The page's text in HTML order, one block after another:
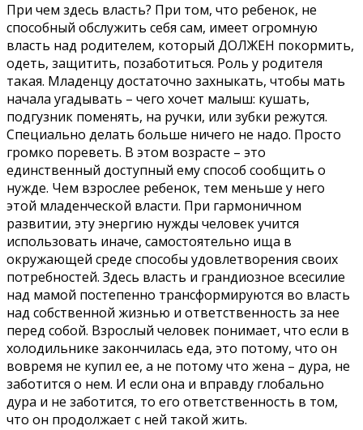
При чем здесь власть? При том, что ребенок, не
способный обслужить себя сам, имеет огромную
власть над родителем, который ДОЛЖЕН покормить,
одеть, защитить, позаботиться. Роль у родителя
такая. Младенцу достаточно захныкать, чтобы мать
начала угадывать – чего хочет малыш: кушать,
подгузник поменять, на ручки, или зубки режутся.
Специально делать больше ничего не надо. Просто
громко пореветь. В этом возрасте – это
единственный доступный ему способ сообщить о
нужде. Чем взрослее ребенок, тем меньше у него
этой младенческой власти. При гармоничном
развитии, эту энергию нужды человек учится
использовать иначе, самостоятельно ища в
окружающей среде способы удовлетворения своих
потребностей. Здесь власть и грандиозное всесилие
над мамой постепенно трансформируются во власть
над собственной жизнью и ответственность за нее
перед собой. Взрослый человек понимает, что если в
холодильнике закончилась еда, это потому, что он
вовремя не купил ее, а не потому что жена – дура, не
заботится о нем. И если она и вправду глобально
дура и не заботится, то его ответственность в том,
что он продолжает с ней такой жить.